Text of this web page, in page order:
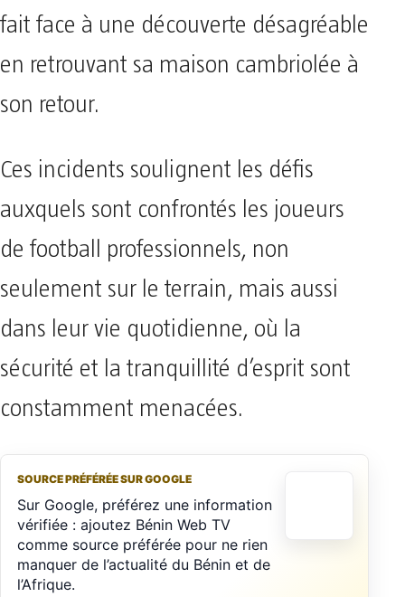
fait face à une découverte désagréable
en retrouvant sa maison cambriolée à
son retour.
Ces incidents soulignent les défis
auxquels sont confrontés les joueurs
de football professionnels, non
seulement sur le terrain, mais aussi
dans leur vie quotidienne, où la
sécurité et la tranquillité d’esprit sont
constamment menacées.
SOURCE PRÉFÉRÉE SUR GOOGLE
Sur Google, préférez une information
vérifiée : ajoutez Bénin Web TV
comme source préférée pour ne rien
manquer de l’actualité du Bénin et de
l’Afrique.